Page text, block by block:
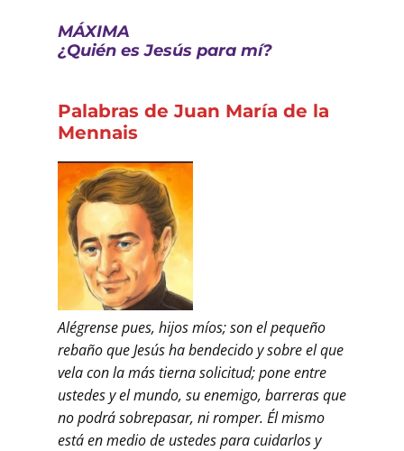
MÁXIMA
¿Quién es Jesús para mí?
Palabras de Juan María de la
Mennais
Alégrense pues, hijos míos; son el pequeño
rebaño que Jesús ha bendecido y sobre el que
vela con la más tierna solicitud; pone entre
ustedes y el mundo, su enemigo, barreras que
no podrá sobrepasar, ni romper. Él mismo
está en medio de ustedes para cuidarlos y